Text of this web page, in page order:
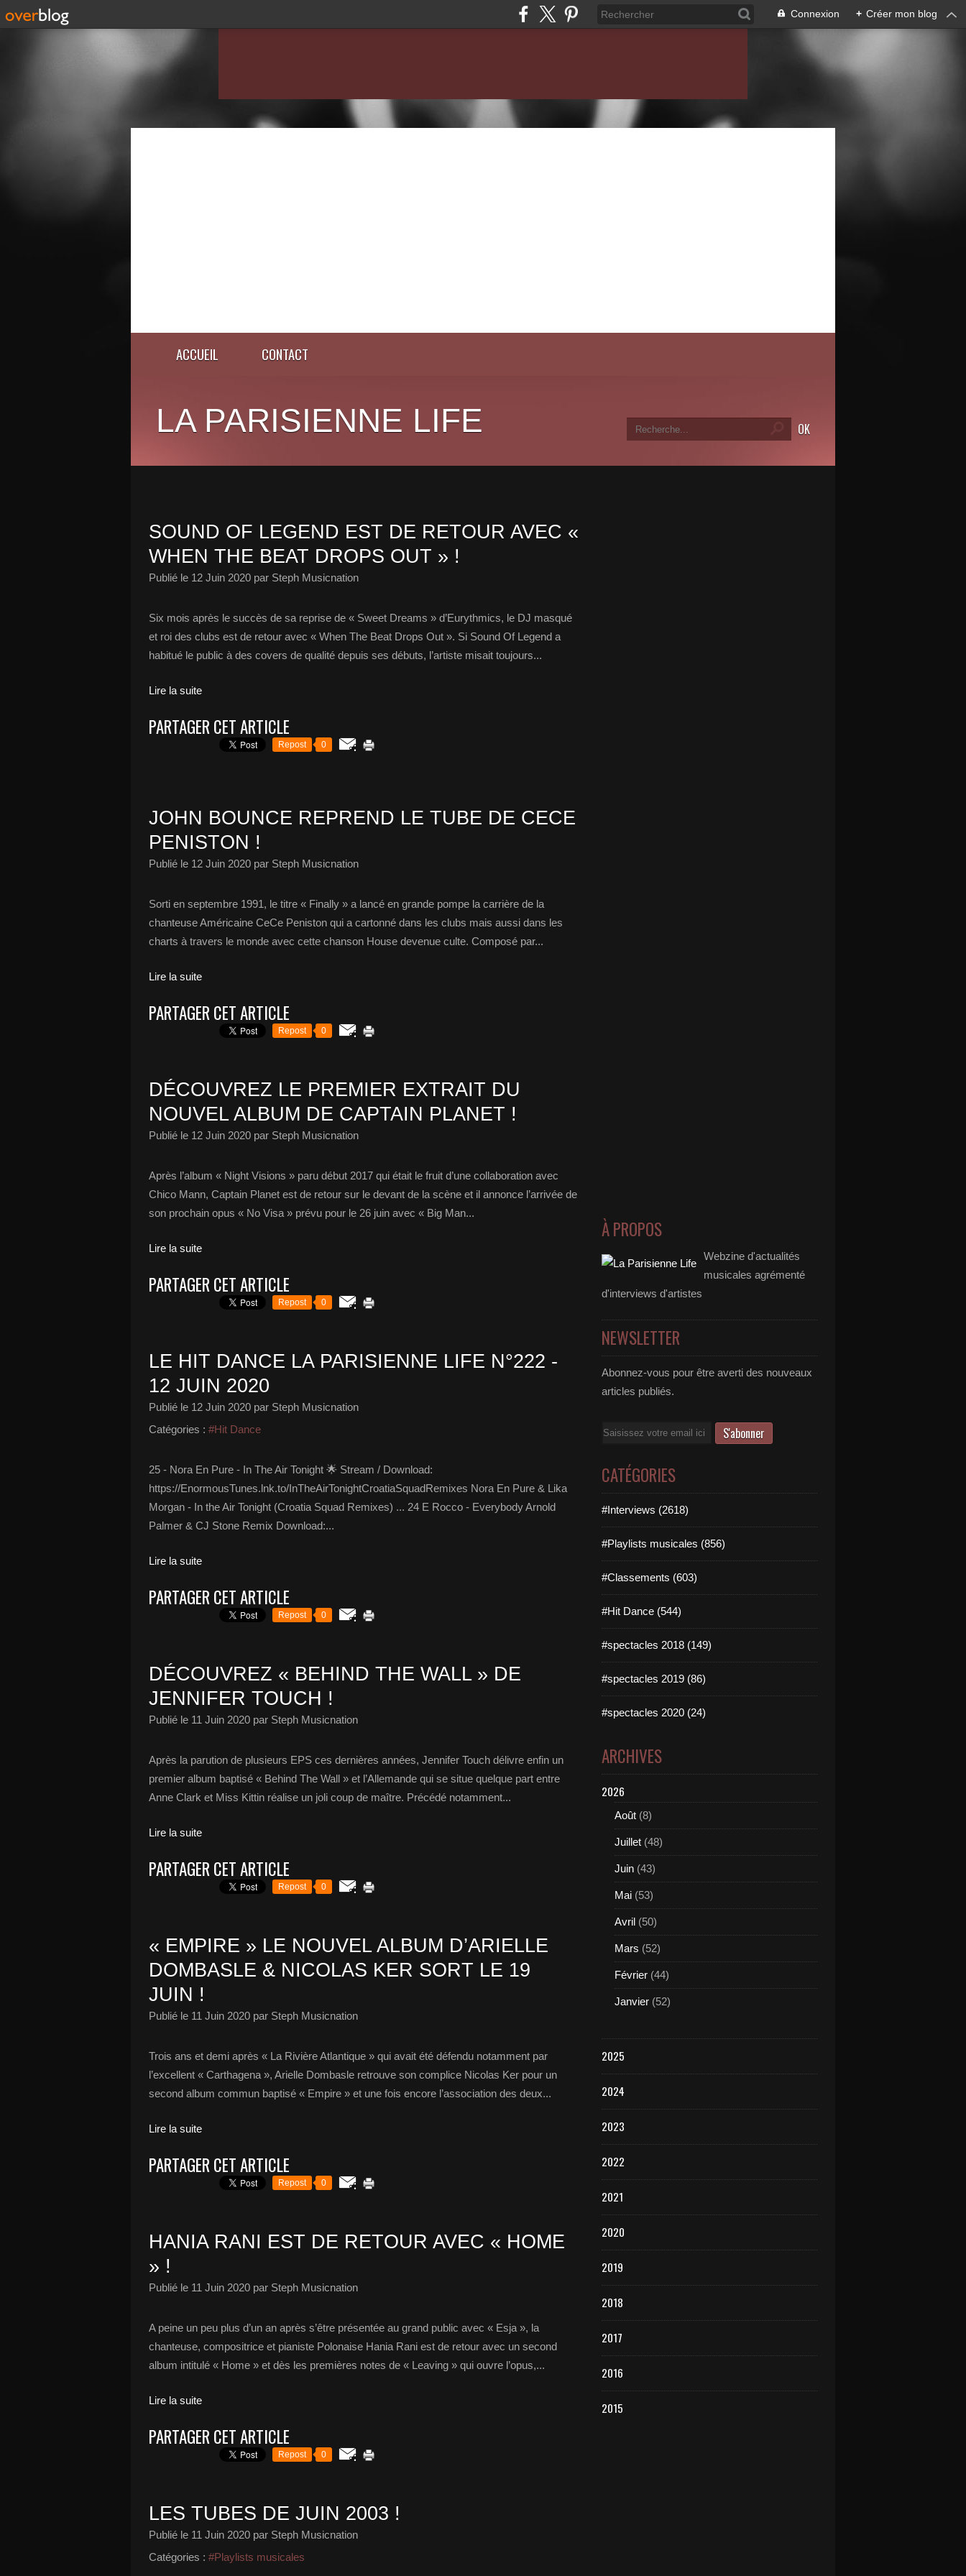
Connexion + Créer mon blog
ACCUEIL CONTACT
LA PARISIENNE LIFE
SOUND OF LEGEND EST DE RETOUR AVEC «
WHEN THE BEAT DROPS OUT » !
Publié le 12 Juin 2020 par Steph Musicnation
Six mois après le succès de sa reprise de « Sweet Dreams » d’Eurythmics, le DJ masqué
et roi des clubs est de retour avec « When The Beat Drops Out ». Si Sound Of Legend a
habitué le public à des covers de qualité depuis ses débuts, l’artiste misait toujours...
Lire la suite
PARTAGER CET ARTICLE
Repost 0
JOHN BOUNCE REPREND LE TUBE DE CECE
PENISTON !
Publié le 12 Juin 2020 par Steph Musicnation
Sorti en septembre 1991, le titre « Finally » a lancé en grande pompe la carrière de la
chanteuse Américaine CeCe Peniston qui a cartonné dans les clubs mais aussi dans les
charts à travers le monde avec cette chanson House devenue culte. Composé par...
Lire la suite
PARTAGER CET ARTICLE
Repost 0
DÉCOUVREZ LE PREMIER EXTRAIT DU
NOUVEL ALBUM DE CAPTAIN PLANET !
Publié le 12 Juin 2020 par Steph Musicnation
Après l’album « Night Visions » paru début 2017 qui était le fruit d’une collaboration avec
Chico Mann, Captain Planet est de retour sur le devant de la scène et il annonce l’arrivée de
son prochain opus « No Visa » prévu pour le 26 juin avec « Big Man...
Lire la suite
PARTAGER CET ARTICLE
Repost 0
LE HIT DANCE LA PARISIENNE LIFE N°222 -
12 JUIN 2020
Publié le 12 Juin 2020 par Steph Musicnation
Catégories : #Hit Dance
25 - Nora En Pure - In The Air Tonight 🌟 Stream / Download:
https://EnormousTunes.lnk.to/InTheAirTonightCroatiaSquadRemixes Nora En Pure & Lika
Morgan - In the Air Tonight (Croatia Squad Remixes) ... 24 E Rocco - Everybody Arnold
Palmer & CJ Stone Remix Download:...
Lire la suite
PARTAGER CET ARTICLE
Repost 0
DÉCOUVREZ « BEHIND THE WALL » DE
JENNIFER TOUCH !
Publié le 11 Juin 2020 par Steph Musicnation
Après la parution de plusieurs EPS ces dernières années, Jennifer Touch délivre enfin un
premier album baptisé « Behind The Wall » et l’Allemande qui se situe quelque part entre
Anne Clark et Miss Kittin réalise un joli coup de maître. Précédé notamment...
Lire la suite
PARTAGER CET ARTICLE
Repost 0
« EMPIRE » LE NOUVEL ALBUM D’ARIELLE
DOMBASLE & NICOLAS KER SORT LE 19
JUIN !
Publié le 11 Juin 2020 par Steph Musicnation
Trois ans et demi après « La Rivière Atlantique » qui avait été défendu notamment par
l’excellent « Carthagena », Arielle Dombasle retrouve son complice Nicolas Ker pour un
second album commun baptisé « Empire » et une fois encore l’association des deux...
Lire la suite
PARTAGER CET ARTICLE
Repost 0
HANIA RANI EST DE RETOUR AVEC « HOME
» !
Publié le 11 Juin 2020 par Steph Musicnation
A peine un peu plus d’un an après s’être présentée au grand public avec « Esja », la
chanteuse, compositrice et pianiste Polonaise Hania Rani est de retour avec un second
album intitulé « Home » et dès les premières notes de « Leaving » qui ouvre l’opus,...
Lire la suite
PARTAGER CET ARTICLE
Repost 0
LES TUBES DE JUIN 2003 !
Publié le 11 Juin 2020 par Steph Musicnation
Catégories : #Playlists musicales
À PROPOS
Webzine d'actualités
musicales agrémenté
d'interviews d'artistes
NEWSLETTER
Abonnez-vous pour être averti des nouveaux
articles publiés.
Email
CATÉGORIES
#Interviews (2618)
#Playlists musicales (856)
#Classements (603)
#Hit Dance (544)
#spectacles 2018 (149)
#spectacles 2019 (86)
#spectacles 2020 (24)
ARCHIVES
2026
Août (8)
Juillet (48)
Juin (43)
Mai (53)
Avril (50)
Mars (52)
Février (44)
Janvier (52)
2025
2024
2023
2022
2021
2020
2019
2018
2017
2016
2015